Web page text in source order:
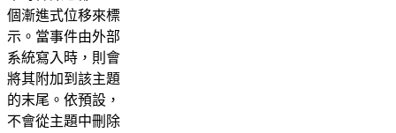
個漸進式位移來標
示。當事件由外部
系統寫入時，則會
將其附加到該主題
的末尾。依預設，
不會從主題中刪除